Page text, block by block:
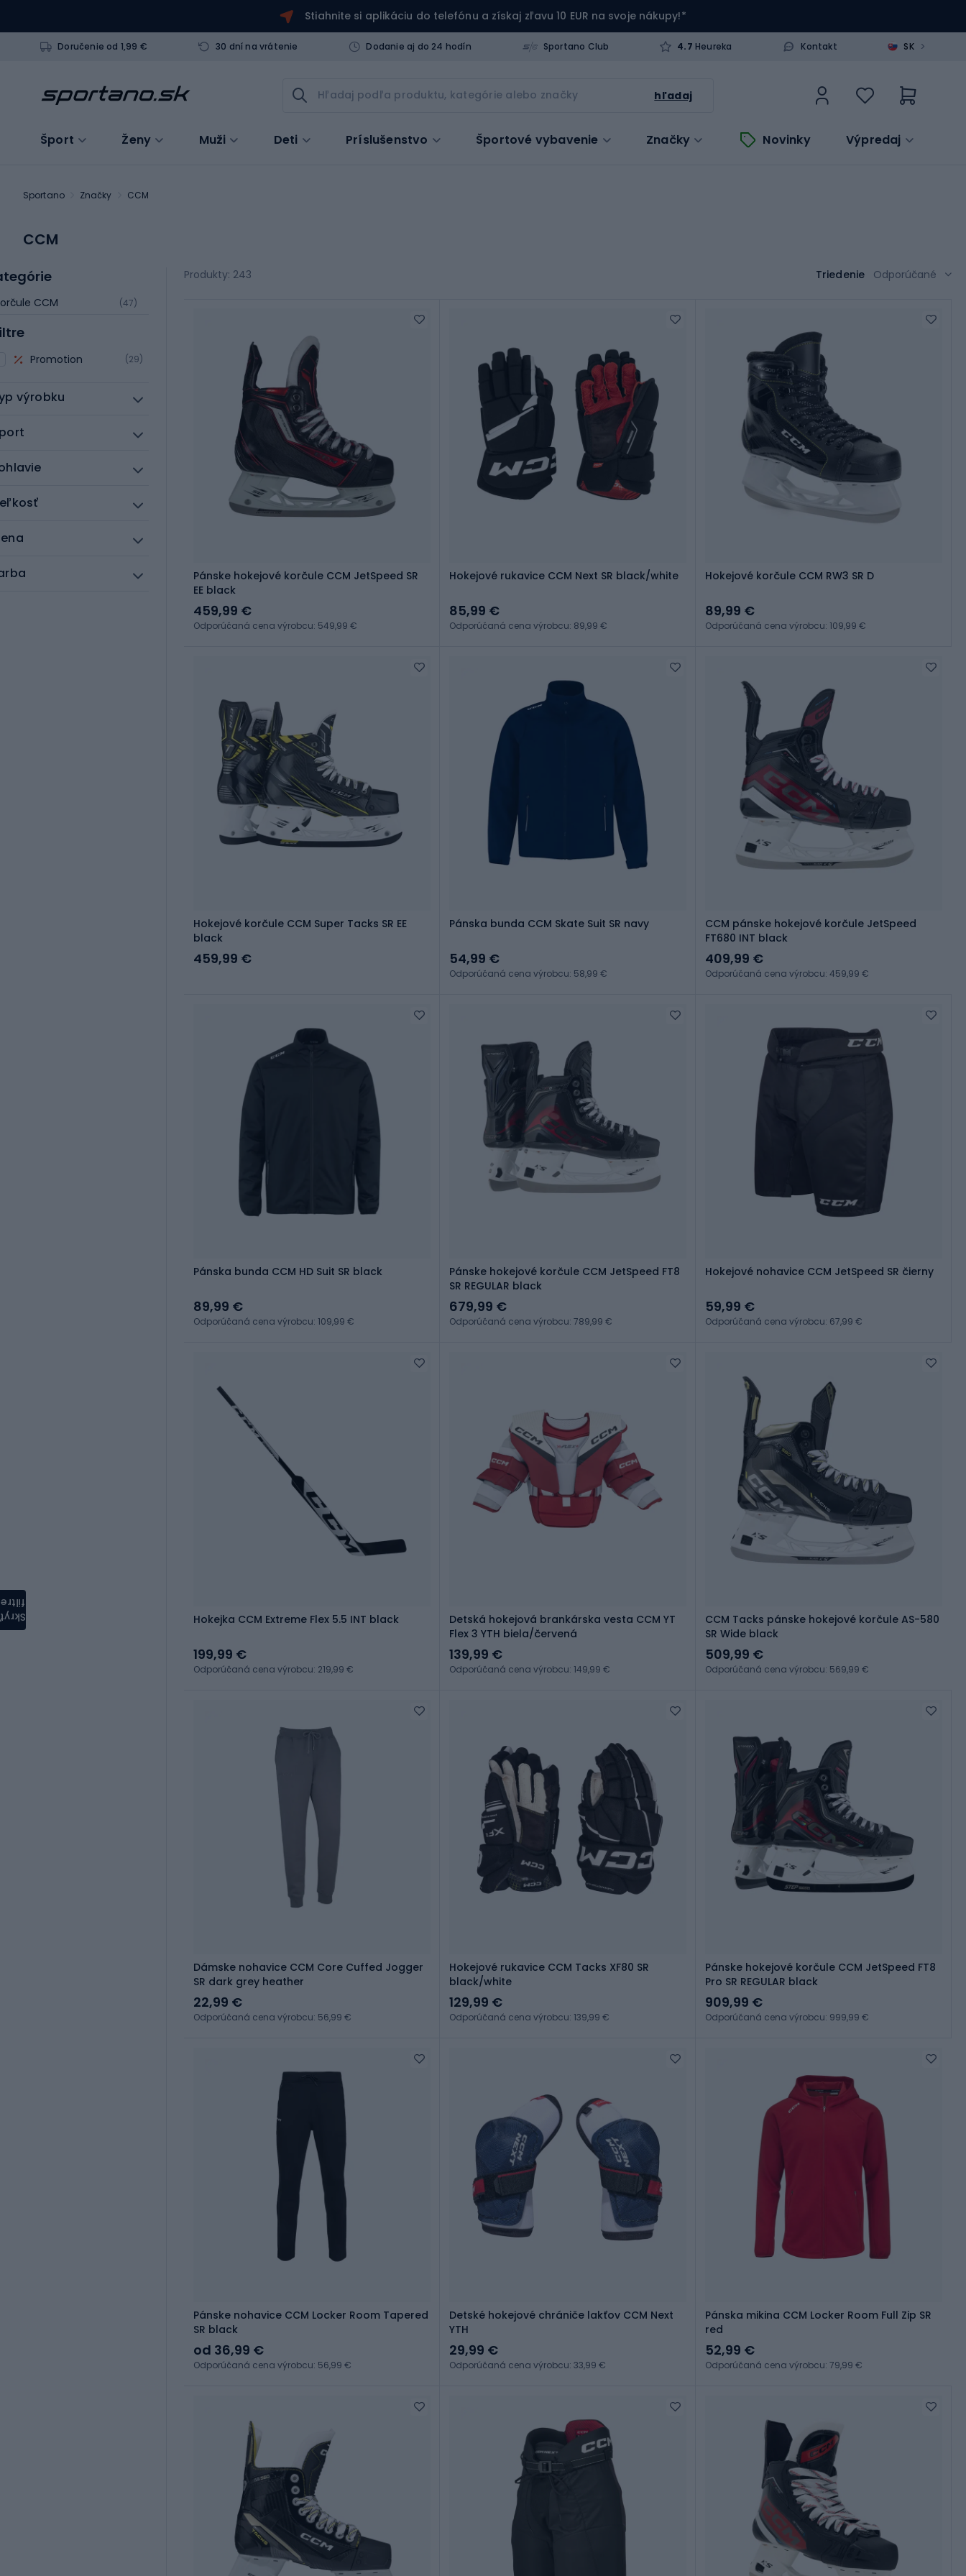
Stiahnite si aplikáciu do telefónu a získaj zľavu 10 EUR na svoje nákupy!*
Doručenie od 1,99 € 30 dní na vrátenie Dodanie aj do 24 hodín Sportano Club 4.7 Heureka Kontakt SK >
hľadaj
Šport Ženy Muži Deti Príslušenstvo Športové vybavenie Značky Novinky Výpredaj
Sportano Značky CCM
CCM
CCM (47)
Promotion (29)
výrobku
Produkty: 243 Triedenie Odporúčané
Pánske hokejové korčule CCM JetSpeed SR
EE black
459,99 €
Odporúčaná cena výrobcu: 549,99 €
Hokejové rukavice CCM Next SR black/white
85,99 €
Odporúčaná cena výrobcu: 89,99 €
Hokejové korčule CCM RW3 SR D
89,99 €
Odporúčaná cena výrobcu: 109,99 €
Hokejové korčule CCM Super Tacks SR EE
black
459,99 €
Pánska bunda CCM Skate Suit SR navy
54,99 €
Odporúčaná cena výrobcu: 58,99 €
CCM pánske hokejové korčule JetSpeed
FT680 INT black
409,99 €
Odporúčaná cena výrobcu: 459,99 €
Pánska bunda CCM HD Suit SR black
89,99 €
Odporúčaná cena výrobcu: 109,99 €
Pánske hokejové korčule CCM JetSpeed FT8
SR REGULAR black
679,99 €
Odporúčaná cena výrobcu: 789,99 €
Hokejové nohavice CCM JetSpeed SR čierny
59,99 €
Odporúčaná cena výrobcu: 67,99 €
Hokejka CCM Extreme Flex 5.5 INT black
199,99 €
Odporúčaná cena výrobcu: 219,99 €
Detská hokejová brankárska vesta CCM YT
Flex 3 YTH biela/červená
139,99 €
Odporúčaná cena výrobcu: 149,99 €
CCM Tacks pánske hokejové korčule AS-580
SR Wide black
509,99 €
Odporúčaná cena výrobcu: 569,99 €
Dámske nohavice CCM Core Cuffed Jogger
SR dark grey heather
22,99 €
Odporúčaná cena výrobcu: 56,99 €
Hokejové rukavice CCM Tacks XF80 SR
black/white
129,99 €
Odporúčaná cena výrobcu: 139,99 €
Pánske hokejové korčule CCM JetSpeed FT8
Pro SR REGULAR black
909,99 €
Odporúčaná cena výrobcu: 999,99 €
Pánske nohavice CCM Locker Room Tapered
SR black
od 36,99 €
Odporúčaná cena výrobcu: 56,99 €
Detské hokejové chrániče lakťov CCM Next
YTH
29,99 €
Odporúčaná cena výrobcu: 33,99 €
Pánska mikina CCM Locker Room Full Zip SR
red
52,99 €
Odporúčaná cena výrobcu: 79,99 €
Skryť
filtre